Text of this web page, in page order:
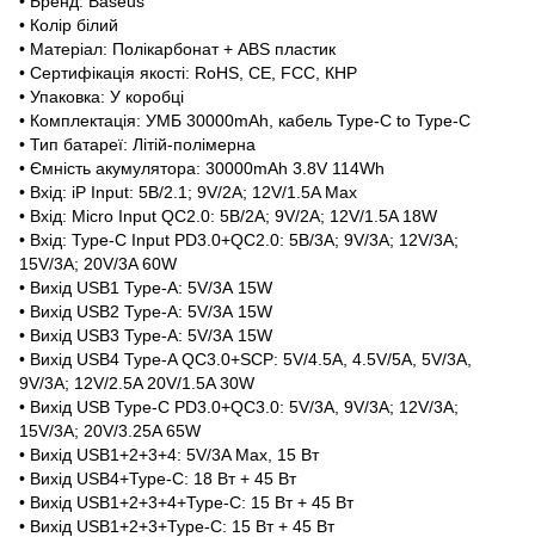
• Колір білий
• Матеріал: Полікарбонат + ABS пластик
• Сертифікація якості: RoHS, CE, FCC, КНР
• Упаковка: У коробці
• Комплектація: УМБ 30000mAh, кабель Type-C to Type-C
• Тип батареї: Літій-полімерна
• Ємність акумулятора: 30000mAh 3.8V 114Wh
• Вхід: iP Input: 5В/2.1; 9V/2A; 12V/1.5A Max
• Вхід: Micro Input QC2.0: 5В/2А; 9V/2A; 12V/1.5A 18W
• Вхід: Type-C Input PD3.0+QC2.0: 5В/3А; 9V/3A; 12V/3A;
15V/3A; 20V/3A 60W
• Вихід USB1 Type-A: 5V/3А 15W
• Вихід USB2 Type-A: 5V/3А 15W
• Вихід USB3 Type-A: 5V/3А 15W
• Вихід USB4 Type-A QC3.0+SCP: 5V/4.5A, 4.5V/5A, 5V/3A,
9V/3A; 12V/2.5A 20V/1.5A 30W
• Вихід USB Type-C PD3.0+QC3.0: 5V/3A, 9V/3A; 12V/3A;
15V/3A; 20V/3.25A 65W
• Вихід USB1+2+3+4: 5V/3A Max, 15 Вт
• Вихід USB4+Type-C: 18 Вт + 45 Вт
• Вихід USB1+2+3+4+Type-C: 15 Вт + 45 Вт
• Вихід USB1+2+3+Type-C: 15 Вт + 45 Вт